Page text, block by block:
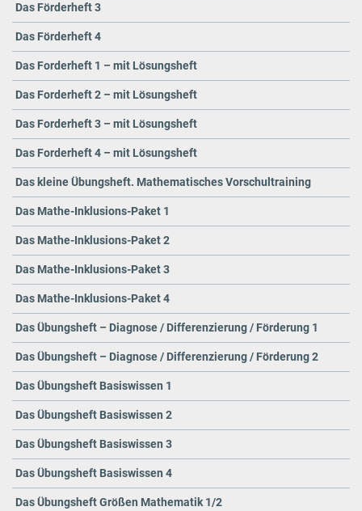
Das Förderheft 3
Das Förderheft 4
Das Forderheft 1 – mit Lösungsheft
Das Forderheft 2 – mit Lösungsheft
Das Forderheft 3 – mit Lösungsheft
Das Forderheft 4 – mit Lösungsheft
Das kleine Übungsheft. Mathematisches Vorschultraining
Das Mathe-Inklusions-Paket 1
Das Mathe-Inklusions-Paket 2
Das Mathe-Inklusions-Paket 3
Das Mathe-Inklusions-Paket 4
Das Übungsheft – Diagnose / Differenzierung / Förderung 1
Das Übungsheft – Diagnose / Differenzierung / Förderung 2
Das Übungsheft Basiswissen 1
Das Übungsheft Basiswissen 2
Das Übungsheft Basiswissen 3
Das Übungsheft Basiswissen 4
Das Übungsheft Größen Mathematik 1/2